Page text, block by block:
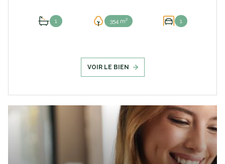
1 354 m² 1
VOIR LE BIEN